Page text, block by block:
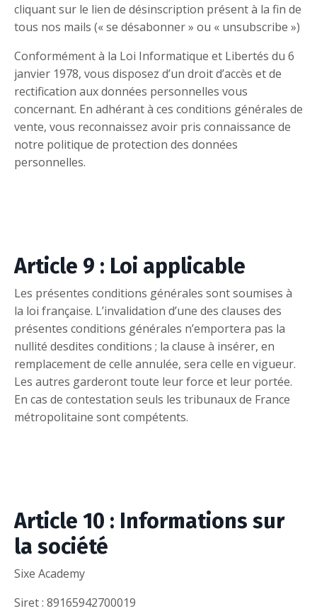
cliquant sur le lien de désinscription présent à la fin de
tous nos mails (« se désabonner » ou « unsubscribe »)
Conformément à la Loi Informatique et Libertés du 6
janvier 1978, vous disposez d’un droit d’accès et de
rectification aux données personnelles vous
concernant. En adhérant à ces conditions générales de
vente, vous reconnaissez avoir pris connaissance de
notre politique de protection des données
personnelles.
Article 9 : Loi applicable
Les présentes conditions générales sont soumises à
la loi française. L’invalidation d’une des clauses des
présentes conditions générales n’emportera pas la
nullité desdites conditions ; la clause à insérer, en
remplacement de celle annulée, sera celle en vigueur.
Les autres garderont toute leur force et leur portée.
En cas de contestation seuls les tribunaux de France
métropolitaine sont compétents.
Article 10 : Informations sur
la société
Sixe Academy
Siret : 89165942700019